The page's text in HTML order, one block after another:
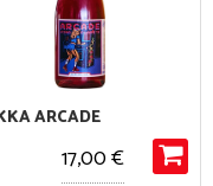
ARCADE
17,00 €